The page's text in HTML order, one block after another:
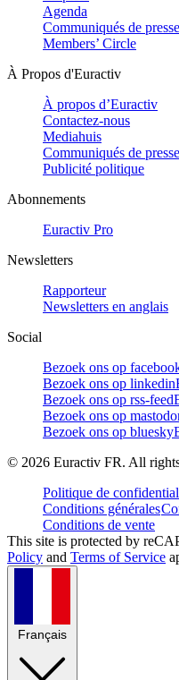
Agenda
Communiqués de presse
Members’ Circle
À Propos d'Euractiv
À propos d’Euractiv
Contactez-nous
Mediahuis
Communiqués de presse
Publicité politique
Abonnements
Euractiv Pro
Newsletters
Rapporteur
Newsletters en anglais
Social
Bezoek ons op
Bezoek ons op linkedin
Bezoek ons op rss-feed
Bezoek ons op
Bezoek ons op bluesky
© 2026 Euractiv FR. All
Politique de
Conditions générales
Conditions de vente
This site is protected by
Policy and Terms of Service
Français